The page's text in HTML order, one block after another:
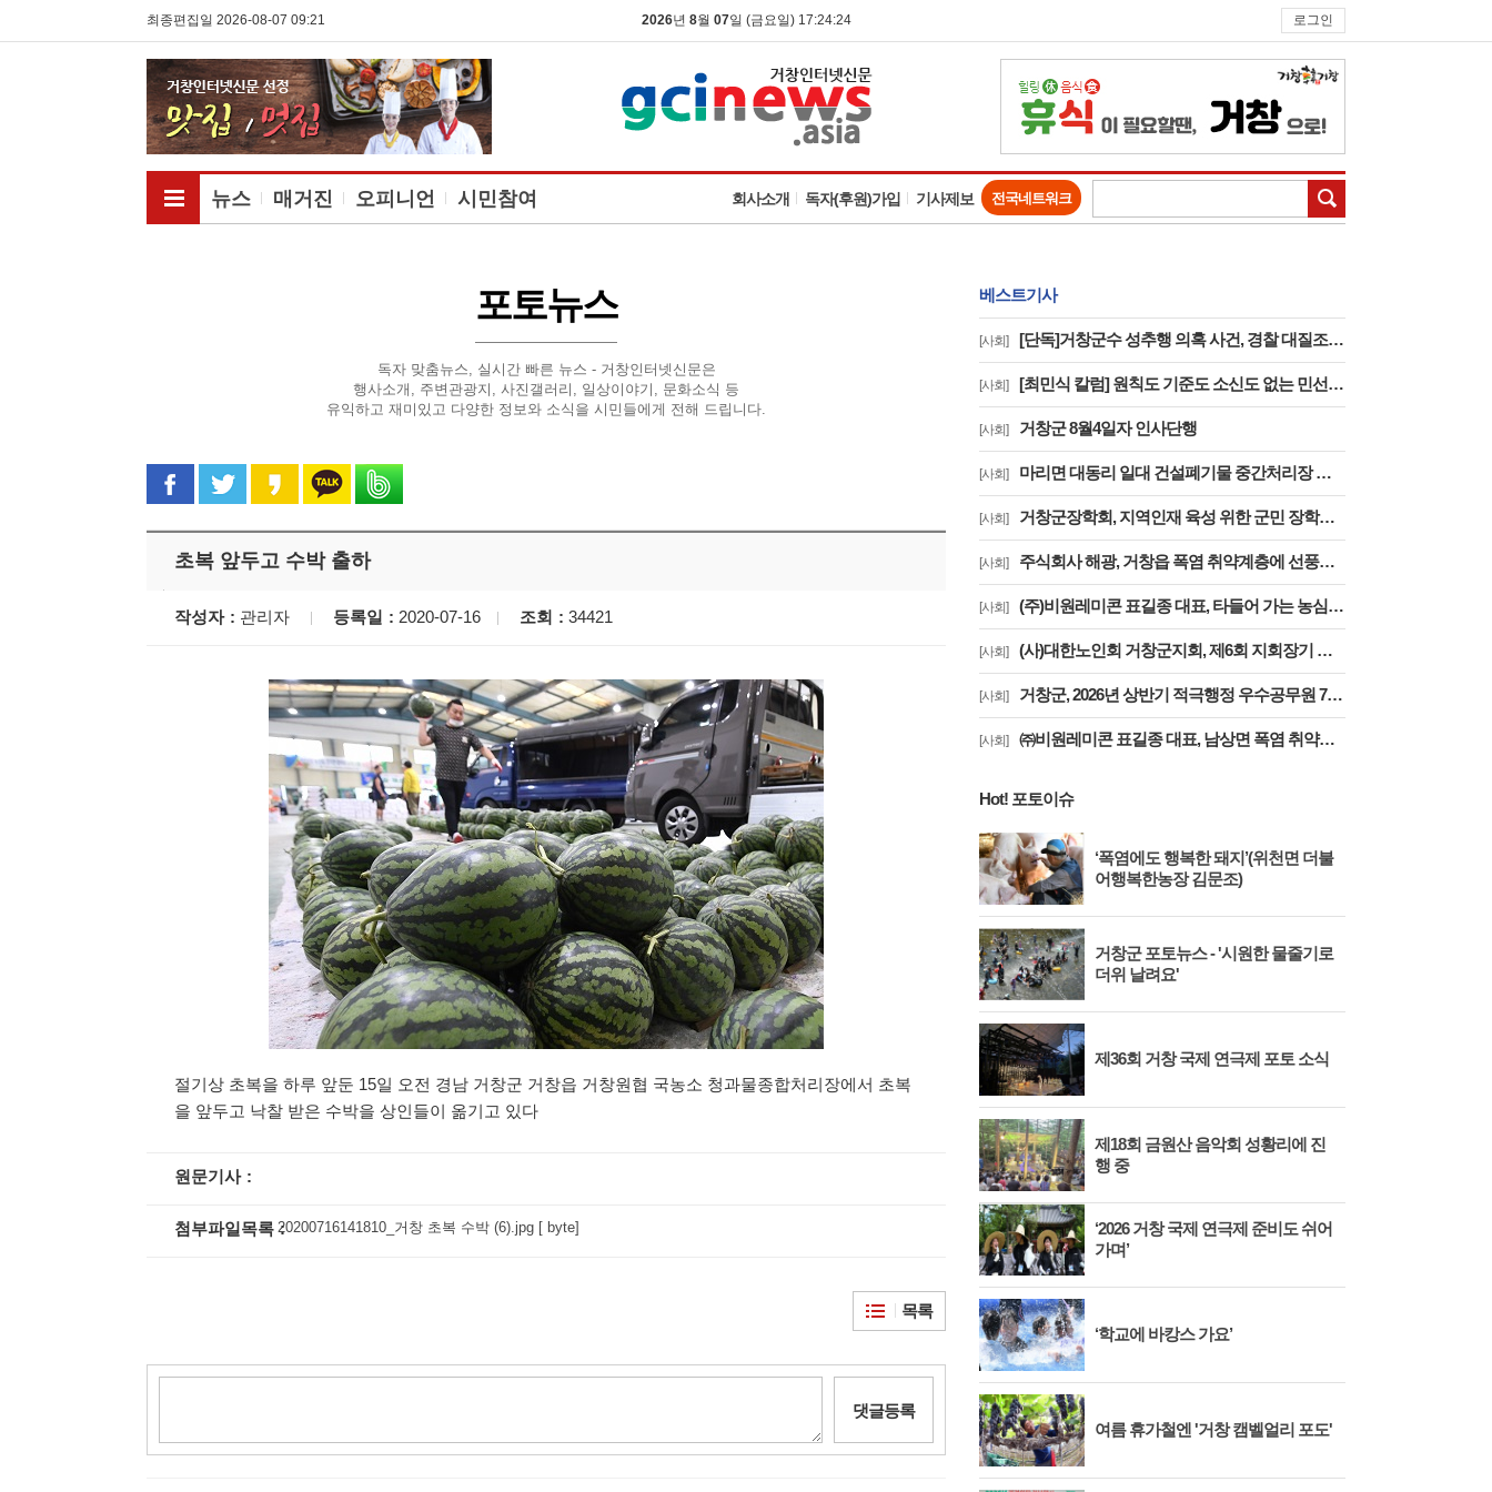
최종편집일 2026-08-07 09:21 2026년 8월 07일 (금요일) 17:24:25 로그인
뉴스 매거진 오피니언 시민참여 회사소개 독자(후원)가입 기사제보 전국네트워크
전체메뉴보기
포토뉴스
독자 맞춤뉴스, 실시간 빠른 뉴스 - 거창인터넷신문은
행사소개, 주변관광지, 사진갤러리, 일상이야기, 문화소식 등
유익하고 재미있고 다양한 정보와 소식을 시민들에게 전해 드립니다.
페이스북으로 공유
트위터로 공유카카오 스토리로 공유
카카오톡으로 공유
초복 앞두고 수박 출하
작성자 관리자 등록일 2020-07-16 조회 34421
절기상 초복을 하루 앞둔 15일 오전 경남 거창군 거창읍 거창원협 국농소 청과물종합처리장에서 초복
을 앞두고 낙찰 받은 수박을 상인들이 옮기고 있다
원문기사
첨부파일목록 20200716141810_거창 초복 수박 (6).jpg [ byte]
목록
댓글등록
베스트기사
[사회] [단독]거창군수 성추행 의혹 사건, 경찰 대질조사 실시…맞고소 속 수사 본격화
[사회] [최민식 칼럼] 원칙도 기준도 소신도 없는 민선 9기 2026년 거창군청 하반기 정기인사
[사회] 거창군 8월4일자 인사단행
[사회] 마리면 대동리 일대 건설폐기물 중간처리장 추진 절대 반대 기자 회견 및 집회
[사회] 거창군장학회, 지역인재 육성 위한 군민 장학금 기탁 잇따라
[사회] 주식회사 해광, 거창읍 폭염 취약계층에 선풍기 50대 기탁
[사회] (주)비원레미콘 표길종 대표, 타들어 가는 농심에 ‘생명수’ 싣고 달렸다
[사회] (사)대한노인회 거창군지회, 제6회 지회장기 한궁대회 성료
[사회] 거창군, 2026년 상반기 적극행정 우수공무원 7명 선정
[사회] ㈜비원레미콘 표길종 대표, 남상면 폭염 취약계층에 선풍기 20대 기탁… ‘시원한 나눔’ 실천
Hot! 포토이슈
‘폭염에도 행복한 돼지’(위천면 더불
어행복한농장 김문조)
거창군 포토뉴스 - '시원한 물줄기로
더위 날려요'
제36회 거창 국제 연극제 포토 소식
제18회 금원산 음악회 성황리에 진
행 중
‘2026 거창 국제 연극제 준비도 쉬어
가며’
‘학교에 바캉스 가요’
여름 휴가철엔 '거창 캠벨얼리 포도'